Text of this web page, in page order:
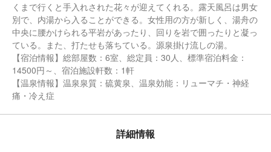
くまで行くと手入れされた花々が迎えてくれる。露天風呂は男女
別で、内湯から入ることができる。女性用の方が新しく、湯舟の
中央に腰かけられる平岩があったり、回りを岩で囲ったりと凝っ
ている。また、打たせも落ちている。源泉掛け流しの湯。
【宿泊情報】総部屋数：6室、総定員：30人、標準宿泊料金：
14500円～、宿泊施設軒数：1軒
【温泉情報】温泉泉質：硫黄泉、温泉効能：リューマチ・神経
痛・冷え症
詳細情報